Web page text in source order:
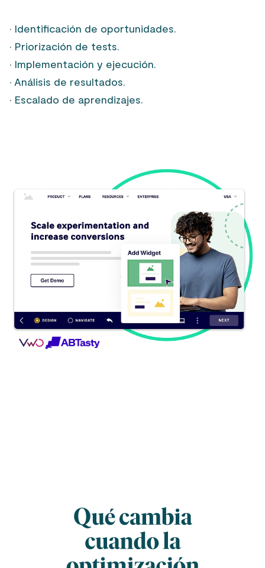
· Identificación de oportunidades.
· Priorización de tests.
· Implementación y ejecución.
· Análisis de resultados.
· Escalado de aprendizajes.